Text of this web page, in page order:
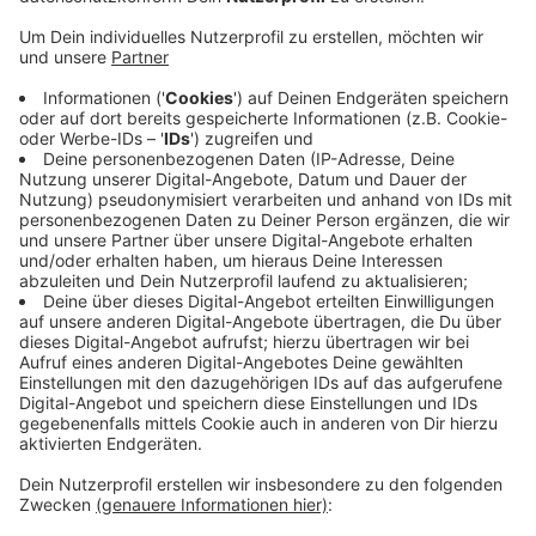
eine Studie zur Hilfsbereitschaft während der Flut
gemacht. 2500 Menschen wurden befragt, die
spontan beschlossen hatten, ins Ahrtal zu fahren
und dort zu helfen. Viele hatten eine Anreise von
mehreren 100 Kilometern und blieben mehrere
Tage oder gar Wochen. Sie hätten sich dort gut
selbst organisiert. Dass die Freiwilligen sich meist
über soziale Medien oder WhatsApp organisierten,
spreche dafür, die Katastrophenhife stärker zu
digitalisieren. Deutlich wurde aber auch, dass die
Freiwilligen sich eine stärkere Verzahnung mit der
staatlichen und professionellen Hilfe wünschen.
Veröffentlicht:Samstag, 05.08.2023 08:16
Anzeige